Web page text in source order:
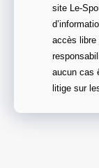
site Le-
accès libre
aucun cas
litige sur